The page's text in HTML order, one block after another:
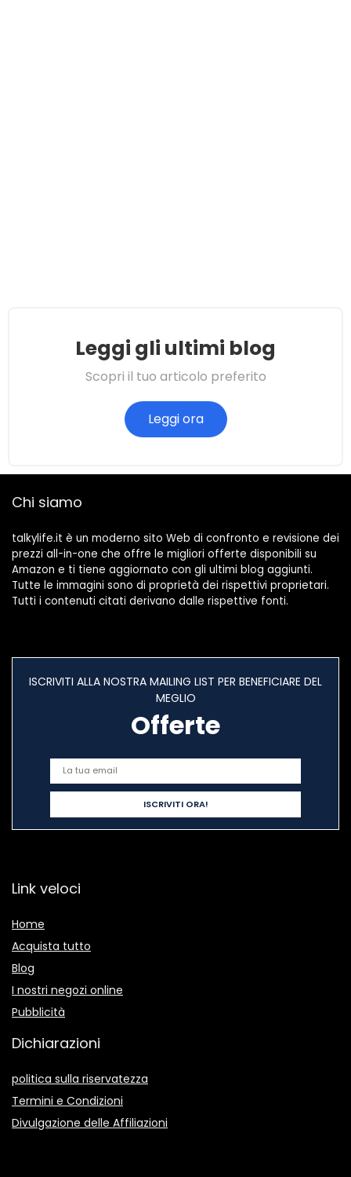
Leggi gli ultimi blog
Scopri il tuo articolo preferito
Leggi ora
Chi siamo
talkylife.it è un moderno sito Web di confronto e revisione dei
prezzi all-in-one che offre le migliori offerte disponibili su
Amazon e ti tiene aggiornato con gli ultimi blog aggiunti.
Tutte le immagini sono di proprietà dei rispettivi proprietari.
Tutti i contenuti citati derivano dalle rispettive fonti.
ISCRIVITI ALLA NOSTRA MAILING LIST PER BENEFICIARE DEL
MEGLIO
Offerte
Link veloci
Home
Acquista tutto
Blog
I nostri negozi online
Pubblicità
Dichiarazioni
politica sulla riservatezza
Termini e Condizioni
Divulgazione delle Affiliazioni